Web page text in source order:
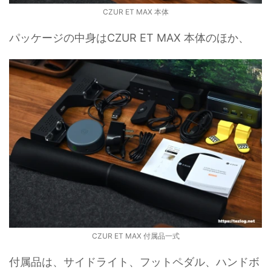
CZUR ET MAX 本体
パッケージの中身はCZUR ET MAX 本体のほか、
CZUR ET MAX 付属品一式
付属品は、サイドライト、フットペダル、ハンドボ